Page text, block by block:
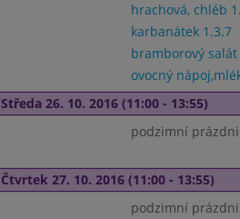
hrachová, chléb
karbanátek 1.3.7
bramborový salát
ovocný
Středa 26. 10. 2016 (11:00 - 13:55)
podzimní
Čtvrtek 27. 10. 2016 (11:00 - 13:55)
podzimní